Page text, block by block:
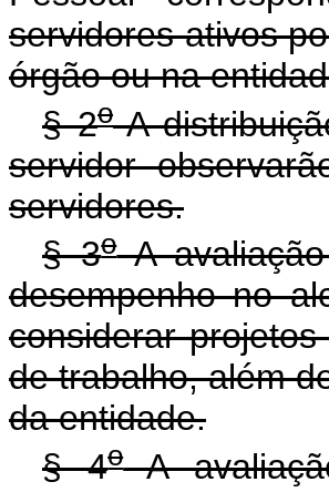
servidores ativos
órgão ou na
§ 2oA
servidor
servidores.
§ 3oA
desempenho no
considerar
de trabalho, além
da entidade.
§ 4oA